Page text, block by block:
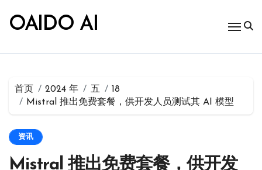
OAIDO AI
首页 2024 年 五
18
Mistral 推出免费套餐，供开发人员测试其 AI 模型
资讯
Mistral 推出免费套餐，供开发